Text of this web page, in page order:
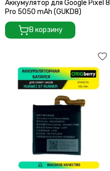
Аккумулятор для Google Pixel 8
Pro 5050 mAh (GUKD8)
В корзину